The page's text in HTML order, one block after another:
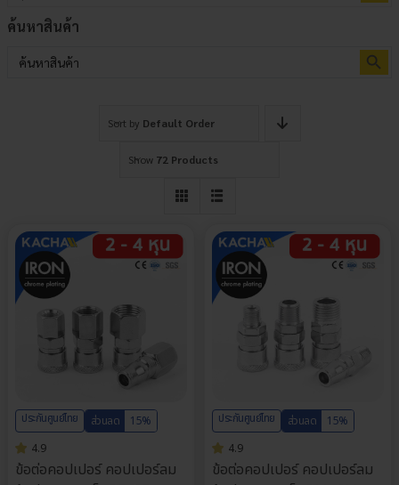
ค้นหาสินค้า
Search
for:
Sort by Default Order
Show 72 Products
ประกันศูนย์ไทย ส่วนลด
15%
4.9
ข้อต่อคอปเปอร์ คอปเปอร์ลม
ประกันศูนย์ไทย ส่วนลด
15%
4.9
ข้อต่อคอปเปอร์ คอปเปอร์ลม